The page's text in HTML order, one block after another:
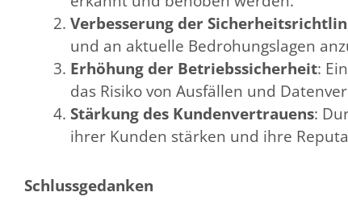
Verbesserung der
und an aktuelle Bedrohungslagen
Erhöhung der Betriebssicherheit:
das Risiko von Ausfällen und
Stärkung des Kundenvertrauens:
ihrer Kunden stärken und ihre
Schlussgedanken